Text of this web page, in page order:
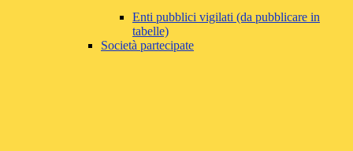
Enti pubblici vigilati (da pubblicare in
tabelle)
Società partecipate